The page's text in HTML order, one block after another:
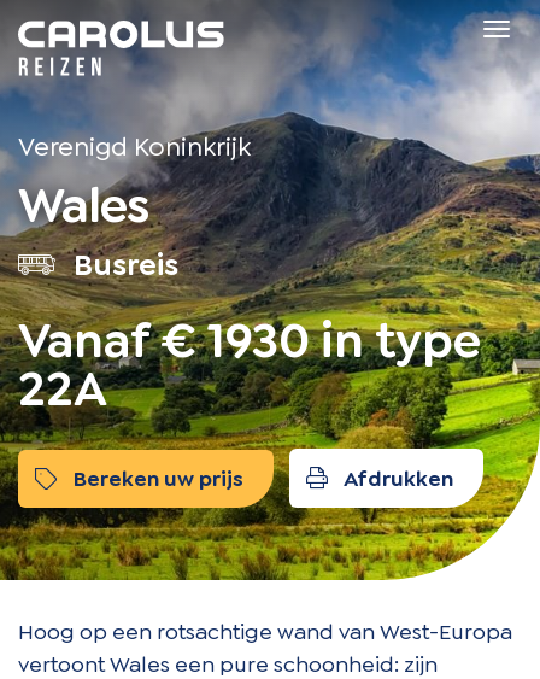
Home
Verenigd Koninkrijk
Wales
Busreis
Vanaf € 1930 in type
22A
Bereken uw prijs Afdrukken
Hoog op een rotsachtige wand van West-Europa
vertoont Wales een pure schoonheid: zijn